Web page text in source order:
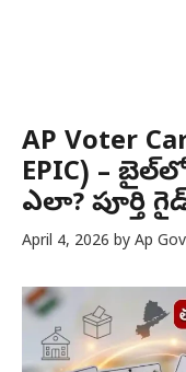
AP Voter
EPIC) –
ఎలా? పూర్తి
April 4, 2026 by Ap